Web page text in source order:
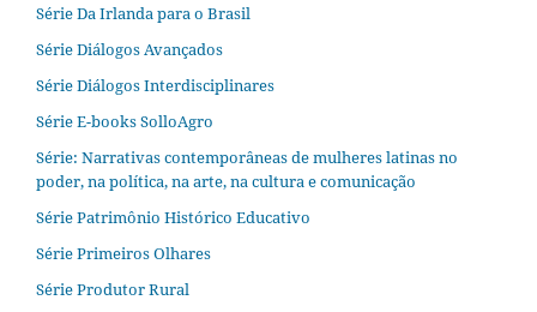
Série Da Irlanda para o Brasil
Série Diálogos Avançados
Série Diálogos Interdisciplinares
Série E-books SolloAgro
Série: Narrativas contemporâneas de mulheres latinas no
poder, na política, na arte, na cultura e comunicação
Série Patrimônio Histórico Educativo
Série Primeiros Olhares
Série Produtor Rural